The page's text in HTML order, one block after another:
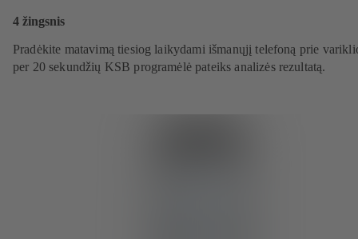
4 žingsnis
Pradėkite matavimą tiesiog laikydami išmanųjį telefoną prie
per 20 sekundžių KSB programėlė pateiks analizės rezultatą.